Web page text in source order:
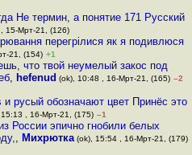
Не термин, а понятие 171 Русский
15-Мрт-21, (126)
перегрiлися як я подивлюся
21, (154) +1
что твой неумелый закос под
, hefenud (ok), 10:48 , 16-Мрт-21, (165) –2
русый обозначают цвет Принёс это
, 16-Мрт-21, (175) –1
России эпично гнобили белых
, Михрютка (ok), 15:54 , 16-Мрт-21, (179)